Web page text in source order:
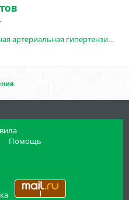
Идиопатическая лёгочная артериальная гипертензия (ИЛАГ).
Помощь